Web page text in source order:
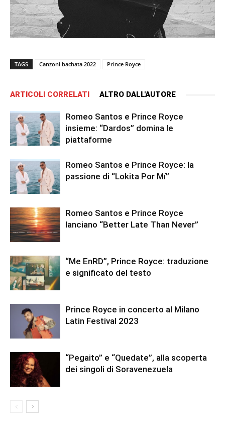
TAGS Canzoni bachata 2022 Prince Royce
ARTICOLI CORRELATI ALTRO DALL'AUTORE
Romeo Santos e Prince Royce
insieme: “Dardos” domina le
piattaforme
Romeo Santos e Prince Royce: la
passione di “Lokita Por Mí”
Romeo Santos e Prince Royce
lanciano “Better Late Than Never”
“Me EnRD”, Prince Royce: traduzione
e significato del testo
Prince Royce in concerto al Milano
Latin Festival 2023
“Pegaito” e “Quedate”, alla scoperta
dei singoli di Soravenezuela